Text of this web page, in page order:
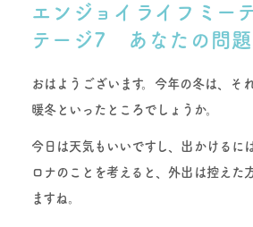
エンジョイライフミー
テージ7 あなたの問題
おはようございます。今年の冬は、そ
暖冬といったところでしょうか。
今日は天気もいいですし、出かけるに
ロナのことを考えると、外出は控えた
ますね。